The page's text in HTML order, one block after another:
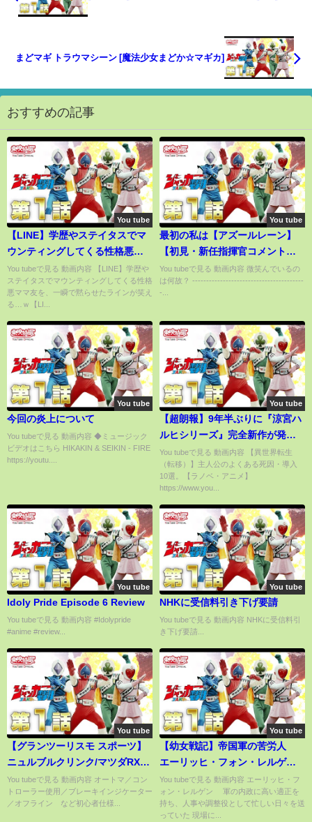
まどマギ トラウマシーン [魔法少女まどか☆マギカ]
おすすめの記事
You tube
【LINE】学歴やステイタスでマ
ウンティングしてくる性格悪マ
マ友を、一瞬で黙らせたライン
が笑える…ｗ【LINEで夜ふか
し】
You tubeで見る 動画内容 【LINE】学歴や
ステイタスでマウンティングしてくる性格
悪ママ友を、一瞬で黙らせたラインが笑え
る…ｗ【LI...
You tube
最初の私は【アズールレーン】
【初見・新任指揮官コメント歓
迎】
You tubeで見る 動画内容 微笑んでいるの
は何故？ ----------------------------------------
-...
You tube
今回の炎上について
You tubeで見る 動画内容 ◆ミュージック
ビデオはこちら HIKAKIN & SEIKIN - FIRE
https://youtu....
You tube
【超朗報】9年半ぶりに『涼宮ハ
ルヒシリーズ』完全新作が発売
決定！『涼宮ハルヒの直観』
【ラノベ】
You tubeで見る 動画内容 【異世界転生
（転移）】主人公のよくある死因・導入
10選。【ラノベ・アニメ】
https://www.you...
You tube
Idoly Pride Episode 6 Review
You tubeで見る 動画内容 #Idolypride
#anime #review...
You tube
NHKに受信料引き下げ要請
You tubeで見る 動画内容 NHKに受信料引
き下げ要請...
You tube
【グランツーリスモ スポーツ】
ニュルブルクリンク/マツダRX-
7（痛車）
You tubeで見る 動画内容 オートマ／コン
トローラー使用／ブレーキインジケーター
／オフライン など初心者仕様...
You tube
【幼女戦記】帝国軍の苦労人
エーリッヒ・フォン・レルゲ
ン 【キャラ紹介】
You tubeで見る 動画内容 エーリッヒ・フ
ォン・レルゲン 軍の内政に高い適正を
持ち、人事や調整役として忙しい日々を送
っていた 現場に...